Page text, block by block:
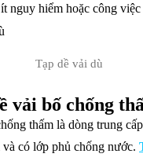
nguy hiểm hoặc công việc
Tạp dề vải dù
vải bố chống
thấm là dòng trung
có lớp phủ chống nước.